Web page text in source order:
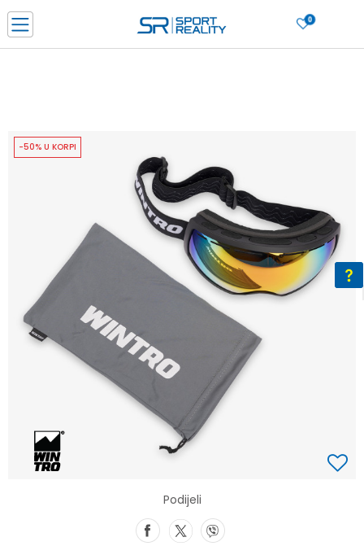
0
CLICK & COLLECT Platite karticom online i preuzmite u prodavnici po vašem
izboru
SAZNAJTE VIŠE
-50% U KORPI
Podijeli